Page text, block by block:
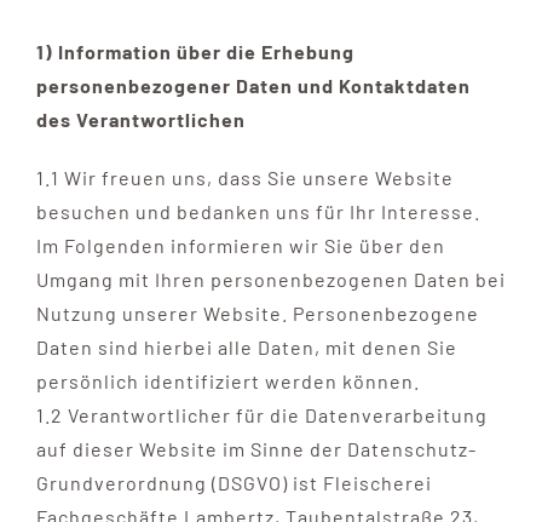
Filialien
Partyservice
Angebote
Kontakt
1) Information über die Erhebung
personenbezogener Daten und Kontaktdaten
des Verantwortlichen
1.1 Wir freuen uns, dass Sie unsere Website
besuchen und bedanken uns für Ihr Interesse.
Im Folgenden informieren wir Sie über den
Umgang mit Ihren personenbezogenen Daten bei
Nutzung unserer Website. Personenbezogene
Daten sind hierbei alle Daten, mit denen Sie
persönlich identifiziert werden können.
1.2 Verantwortlicher für die Datenverarbeitung
auf dieser Website im Sinne der Datenschutz-
Grundverordnung (DSGVO) ist Fleischerei
Fachgeschäfte Lambertz, Taubentalstraße 23,